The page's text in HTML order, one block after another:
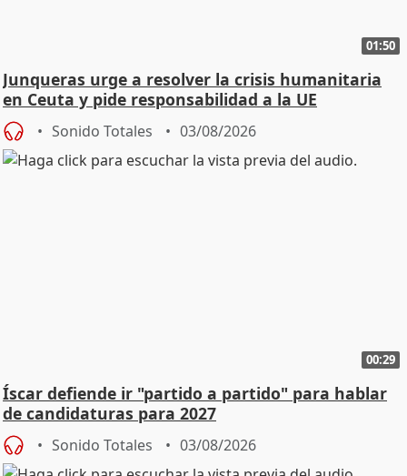
01:50
Junqueras urge a resolver la crisis humanitaria
en Ceuta y pide responsabilidad a la UE
Sonido Totales 03/08/2026
00:29
Íscar defiende ir "partido a partido" para hablar
de candidaturas para 2027
Sonido Totales 03/08/2026